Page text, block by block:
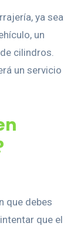
ya sea
un
cilindros.
un servicio
que debes
que el